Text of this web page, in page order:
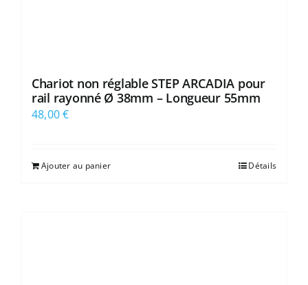
Chariot non réglable STEP ARCADIA pour
rail rayonné Ø 38mm – Longueur 55mm
48,00€
Ajouter au panier Détails